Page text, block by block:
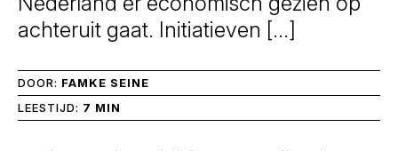
achteruit gaat. Initiatieven […]
DOOR: FAMKE SEINE
LEESTIJD: 7 MIN